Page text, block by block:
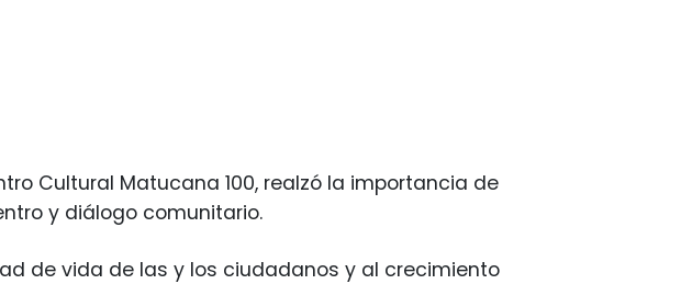
Cultural Matucana 100, realzó la importancia de
y diálogo comunitario.
de vida de las y los ciudadanos y al crecimiento